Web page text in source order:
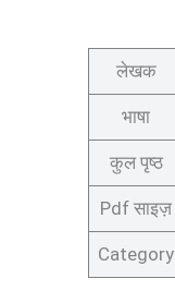
लेखक
भाषा
कुल पृष्ठ
Pdf साइज़
Category